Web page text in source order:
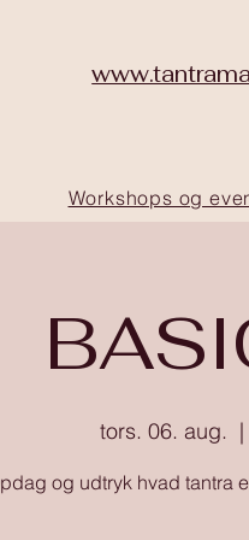
Workshops og
tors. 06. aug.
  |
og udtryk hvad tantra